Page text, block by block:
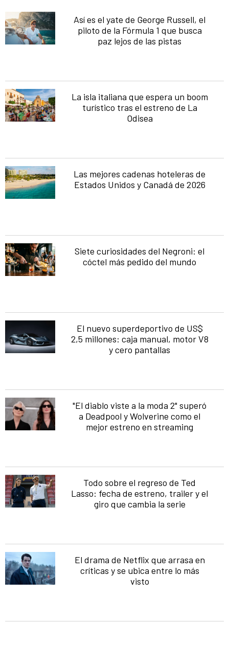
Así es el yate de George Russell, el
piloto de la Fórmula 1 que busca
paz lejos de las pistas
La isla italiana que espera un boom
turístico tras el estreno de La
Odisea
Las mejores cadenas hoteleras de
Estados Unidos y Canadá de 2026
Siete curiosidades del Negroni: el
cóctel más pedido del mundo
El nuevo superdeportivo de US$
2,5 millones: caja manual, motor V8
y cero pantallas
"El diablo viste a la moda 2" superó
a Deadpool y Wolverine como el
mejor estreno en streaming
Todo sobre el regreso de Ted
Lasso: fecha de estreno, trailer y el
giro que cambia la serie
El drama de Netflix que arrasa en
críticas y se ubica entre lo más
visto